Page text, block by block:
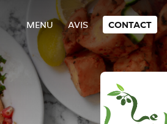
MENU AVIS CONTACT